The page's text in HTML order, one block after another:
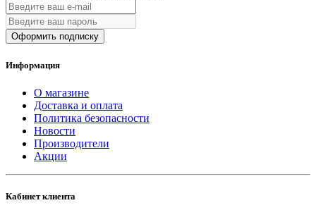
Оформить подписку
Информация
О магазине
Доставка и оплата
Политика безопасности
Новости
Производители
Акции
Кабинет клиента